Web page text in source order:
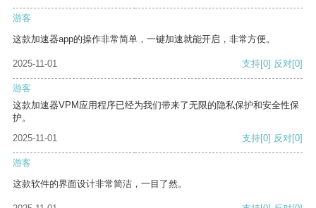
游客
这款加速器app的操作非常简单，一键加速就能开启，非常方便。
2025-11-01 支持[0] 反对[0]
游客
这款加速器VPM应用程序已经为我们带来了无限的隐私保护和安全性保
护。
2025-11-01
支持[0] 反对[0]
游客
这款软件的界面设计非常简洁，一目了然。